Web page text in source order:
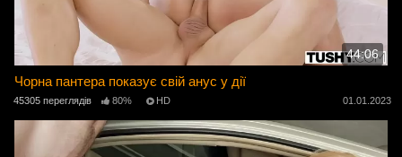
44:06
Чорна пантера показує свій анус у дії
45305 переглядів 80% HD 01.01.2023